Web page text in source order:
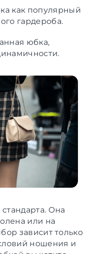
как популярный
гардероба.
юбка,
Она
или на
зависит только
ношения и